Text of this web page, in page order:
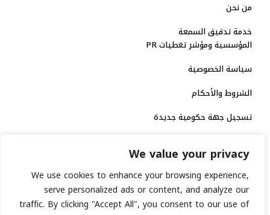
We value your privacy
We use cookies to enhance your browsing experience,
serve personalized ads or content, and analyze our
traffic. By clicking "Accept All", you consent to our use of
من نحن
خدمة تدقيق السمعة
المؤسسية ومؤشر تغطيات PR
سياسة الخصوصية
الشروط والأحكام
تسجيل جهة حكومية جديدة
الاعتماد الرسمي
منصة إخبارية مرخصة
انشر خبرك